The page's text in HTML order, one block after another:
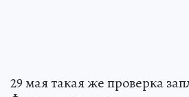
29 мая такая же проверка